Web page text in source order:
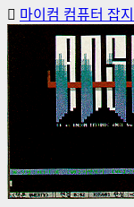
마이컴 컴퓨터 잡지